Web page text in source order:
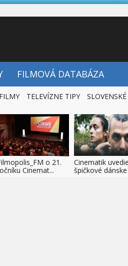
FILMOVÁ DATABÁZA
TELEVÍZNE TIPY
o 21.
Cinemat...
Cinematik uvedie
špičkové dánske